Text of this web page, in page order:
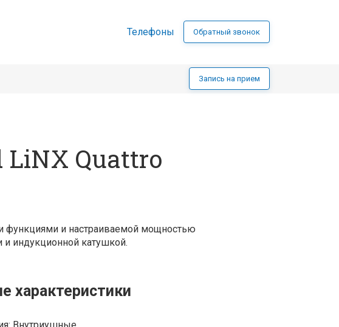
Телефоны Обратный звонок
Запись на прием
LiNX Quattro
функциями и настраиваемой мощностью
индукционной катушкой.
характеристики